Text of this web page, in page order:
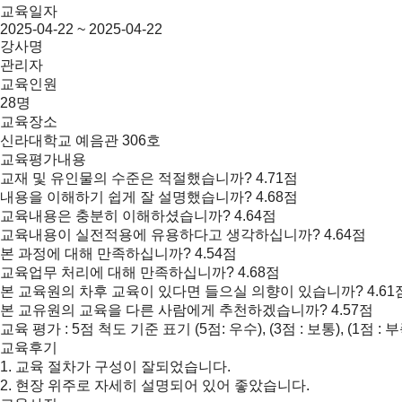
교육일자
2025-04-22 ~ 2025-04-22
강사명
관리자
교육인원
28명
교육장소
신라대학교 예음관 306호
교육평가내용
교재 및 유인물의 수준은 적절했습니까? 4.71점
내용을 이해하기 쉽게 잘 설명했습니까? 4.68점
교육내용은 충분히 이해하셨습니까? 4.64점
교육내용이 실전적용에 유용하다고 생각하십니까? 4.64점
본 과정에 대해 만족하십니까? 4.54점
교육업무 처리에 대해 만족하십니까? 4.68점
본 교육원의 차후 교육이 있다면 들으실 의향이 있습니까? 4.61
본 교유원의 교육을 다른 사람에게 추천하겠습니까? 4.57점
교육 평가 : 5점 척도 기준 표기 (5점: 우수), (3점 : 보통), (1점 :
교육후기
1. 교육 절차가 구성이 잘되었습니다.
2. 현장 위주로 자세히 설명되어 있어 좋았습니다.